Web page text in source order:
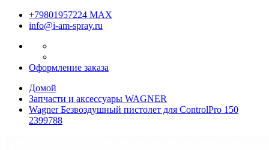
+79801957224 МАХ
info@i-am-spray.ru
Оформление заказа
Домой
Запчасти и аксессуары WAGNER
Wagner Безвоздушный пистолет для ControlPro 150
2399788